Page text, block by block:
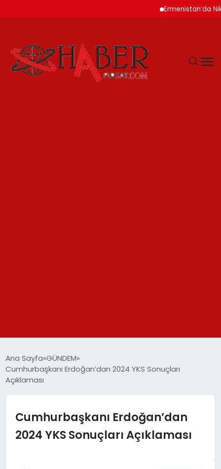
Ermenistan’da Nikol
SPOR
Ana Sayfa GÜNDEM
Cumhurbaşkanı Erdoğan’dan 2024 YKS Sonuçları
Açıklaması
Cumhurbaşkanı Erdoğan’dan
2024 YKS Sonuçları Açıklaması